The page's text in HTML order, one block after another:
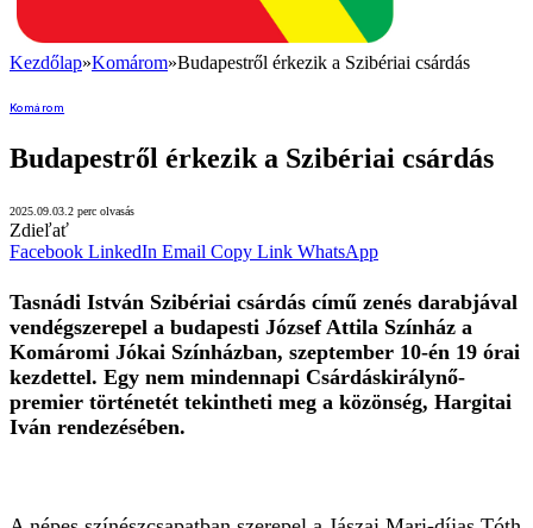
Kezdőlap»Komárom»Budapestről érkezik a Szibériai csárdás
Komárom
Budapestről érkezik a Szibériai csárdás
2025.09.03. 2 perc olvasás
Zdieľať
Facebook LinkedIn Email Copy Link WhatsApp
Tasnádi István Szibériai csárdás című zenés darabjával
vendégszerepel a budapesti József Attila Színház a
Komáromi Jókai Színházban, szeptember 10-én 19 órai
kezdettel. Egy nem mindennapi Csárdáskirálynő-
premier történetét tekintheti meg a közönség, Hargitai
Iván rendezésében.